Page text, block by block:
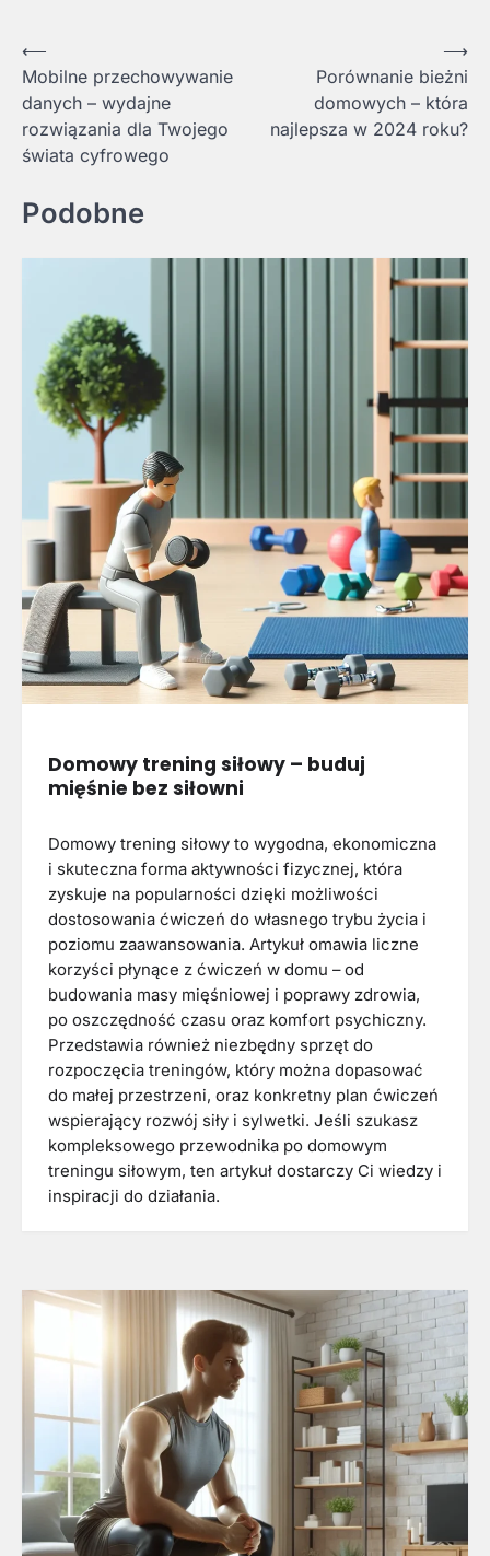
Nawigacja
wpisu
⟵
Mobilne przechowywanie
danych – wydajne
rozwiązania dla Twojego
świata cyfrowego
Porównanie bieżni
domowych – która
najlepsza w 2024 roku?
⟶
Podobne
Domowy trening siłowy – buduj
mięśnie bez siłowni
Domowy trening siłowy to wygodna, ekonomiczna
i skuteczna forma aktywności fizycznej, która
zyskuje na popularności dzięki możliwości
dostosowania ćwiczeń do własnego trybu życia i
poziomu zaawansowania. Artykuł omawia liczne
korzyści płynące z ćwiczeń w domu – od
budowania masy mięśniowej i poprawy zdrowia,
po oszczędność czasu oraz komfort psychiczny.
Przedstawia również niezbędny sprzęt do
rozpoczęcia treningów, który można dopasować
do małej przestrzeni, oraz konkretny plan ćwiczeń
wspierający rozwój siły i sylwetki. Jeśli szukasz
kompleksowego przewodnika po domowym
treningu siłowym, ten artykuł dostarczy Ci wiedzy i
inspiracji do działania.